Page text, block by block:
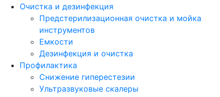
Очистка и дезинфекция
Предстерилизационная очистка и мойка
инструментов
Емкости
Дезинфекция и очистка
Профилактика
Снижение гиперестезии
Ультразвуковые скалеры